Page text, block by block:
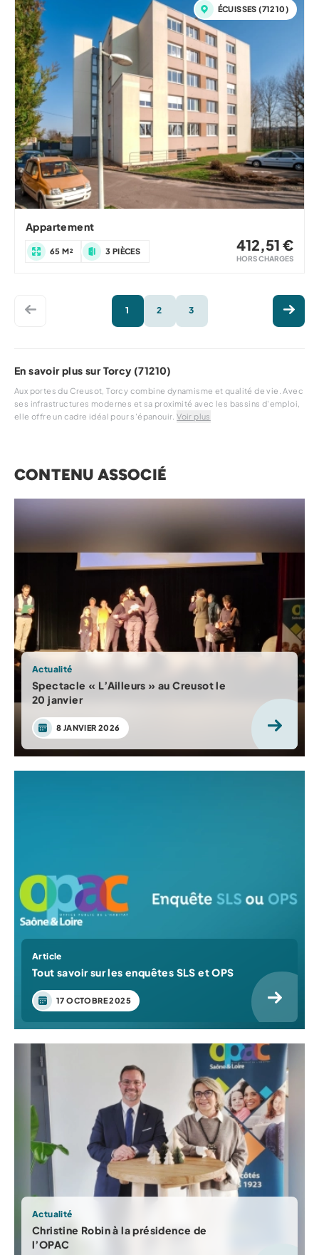
ÉCUISSES (71210)
Appartement
65 M² 3 PIÈCES 412,51 €
HORS CHARGES
1 2 3
En savoir plus sur Torcy (71210)
Aux portes du Creusot, Torcy combine dynamisme et qualité de vie. Avec
ses infrastructures modernes et sa proximité avec les bassins d'emploi,
elle offre un cadre idéal pour s'épanouir.Voir plus
CONTENU ASSOCIÉ
Actualité
Spectacle « L’Ailleurs » au Creusot le
20 janvier
8 JANVIER 2026
Article
Tout savoir sur les enquêtes SLS et OPS
17 OCTOBRE 2025
Actualité
Christine Robin à la présidence de
l’OPAC